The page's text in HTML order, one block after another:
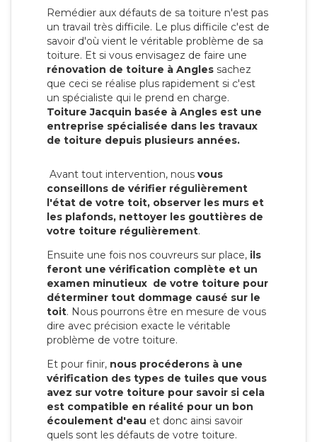
Remédier aux défauts de sa toiture n'est pas
un travail très difficile. Le plus difficile c'est de
savoir d'où vient le véritable problème de sa
toiture. Et si vous envisagez de faire une
rénovation de toiture à Angles sachez
que ceci se réalise plus rapidement si c'est
un spécialiste qui le prend en charge.
Toiture Jacquin basée à Angles est une
entreprise spécialisée dans les travaux
de toiture depuis plusieurs années.
Avant tout intervention, nous vous
conseillons de vérifier régulièrement
l'état de votre toit, observer les murs et
les plafonds, nettoyer les gouttières de
votre toiture régulièrement.
Ensuite une fois nos couvreurs sur place, ils
feront une vérification complète et un
examen minutieux de votre toiture pour
déterminer tout dommage causé sur le
toit. Nous pourrons être en mesure de vous
dire avec précision exacte le véritable
problème de votre toiture.
Et pour finir, nous procéderons à une
vérification des types de tuiles que vous
avez sur votre toiture pour savoir si cela
est compatible en réalité pour un bon
écoulement d'eau et donc ainsi savoir
quels sont les défauts de votre toiture.